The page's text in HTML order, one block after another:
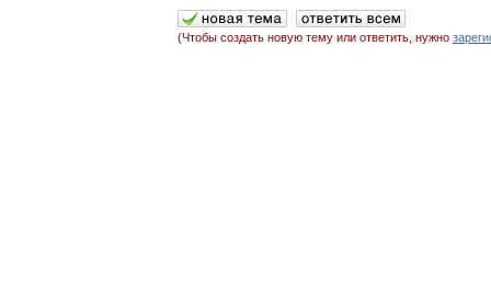
(Чтобы создать новую тему или ответить, нужно